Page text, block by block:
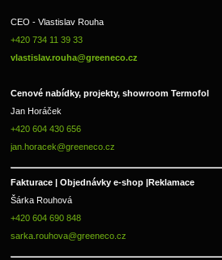
CEO - Vlastislav Rouha
+420 734 11 39 33
vlastislav.rouha@greeneco.cz
Cenové nabídky, projekty, showroom Termofol
Jan Horáček
+420 604 430 656
jan.horacek@greeneco.cz
Fakturace | Objednávky e-shop |
Reklamace
Šárka Rouhová
+420 604 690 848
sarka.rouhova@greeneco.cz